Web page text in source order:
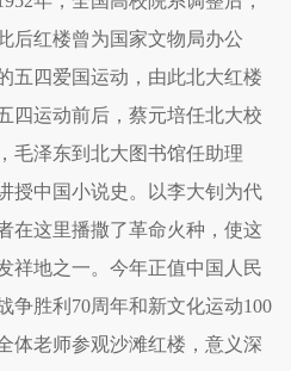
后红楼曾为国家文物局办公
五四爱国运动，由此北大红楼
四运动前后，蔡元培任北大校
毛泽东到北大图书馆任助理
授中国小说史。以李大钊为代
在这里播撒了革命火种，使这
祥地之一。今年正值中国人民
争胜利70周年和新文化运动100
体老师参观沙滩红楼，意义深